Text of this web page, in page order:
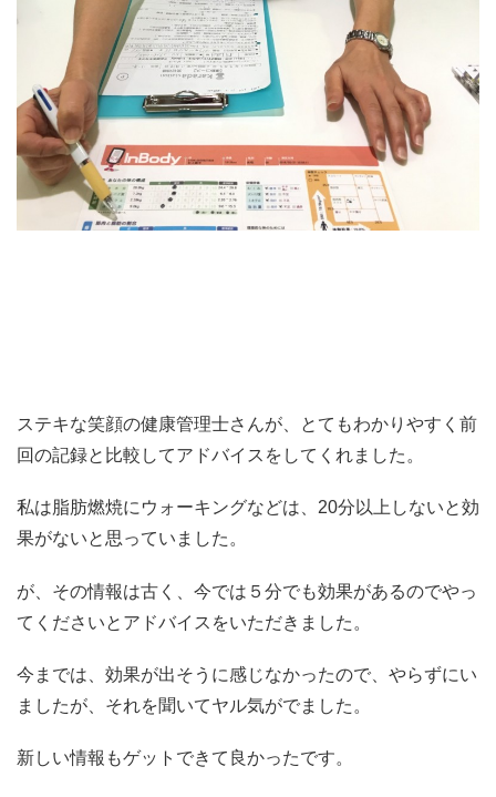
ステキな笑顔の健康管理士さんが、とてもわかりやすく前
回の記録と比較してアドバイスをしてくれました。
私は脂肪燃焼にウォーキングなどは、20分以上しないと効
果がないと思っていました。
が、その情報は古く、今では５分でも効果があるのでやっ
てくださいとアドバイスをいただきました。
今までは、効果が出そうに感じなかったので、やらずにい
ましたが、それを聞いてヤル気がでました。
新しい情報もゲットできて良かったです。